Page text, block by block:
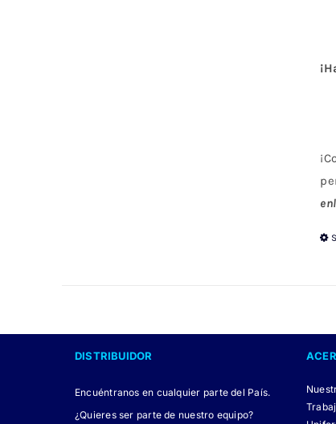
DISTRIBUIDOR
Encuéntranos en cualquier parte del País.
¿Quieres ser parte de nuestro equipo?